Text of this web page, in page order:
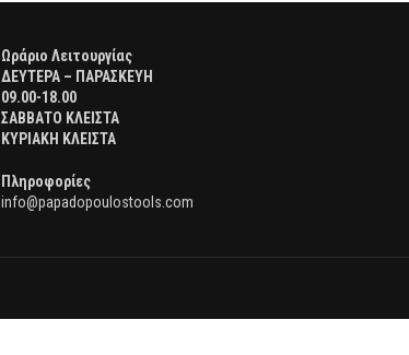
Ωράριο Λειτουργίας
ΔΕΥΤΕΡΑ – ΠΑΡΑΣΚΕΥΗ
09.00-18.00
ΣΑΒΒΑΤΟ ΚΛΕΙΣΤΑ
ΚΥΡΙΑΚΗ ΚΛΕΙΣΤΑ
Πληροφορίες
info@papadopoulostools.com